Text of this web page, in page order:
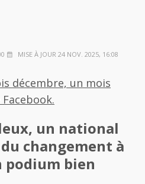
MISE À JOUR 24 NOV. 2025, 16:08
décembre, un mois
un national
changement à
podium bien